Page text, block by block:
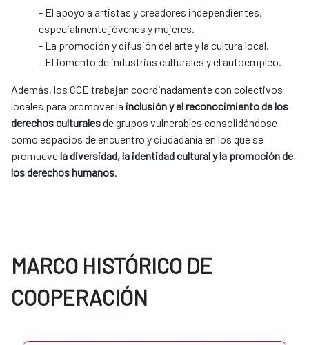
- El apoyo a artistas y creadores independientes,
especialmente jóvenes y mujeres.
- La promoción y difusión del arte y la cultura local.
- El fomento de industrias culturales y el autoempleo.
Además, los CCE trabajan coordinadamente con colectivos
locales para promover la inclusión y el reconocimiento de los
derechos culturalesde grupos vulnerables consolidándose
como espacios de encuentro y ciudadanía en los que se
promuevela diversidad, la identidad cultural y la promoción de
los derechos humanos.
MARCO HISTÓRICO DE
COOPERACIÓN